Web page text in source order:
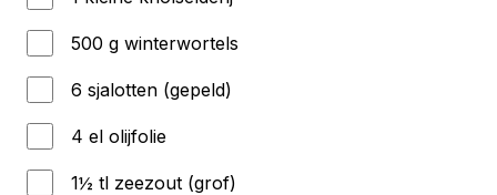
500 g winterwortels
6 sjalotten (gepeld)
4 el olijfolie
1½ tl zeezout (grof)